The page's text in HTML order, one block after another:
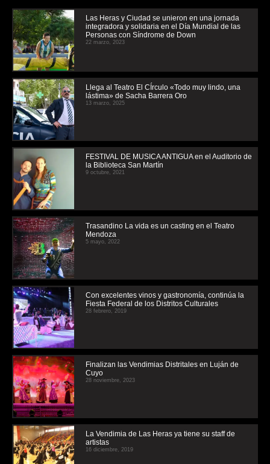
Las Heras y Ciudad se unieron en una jornada
integradora y solidaria en el Día Mundial de las
Personas con Síndrome de Down
22 marzo, 2023
Llega al Teatro El CÍrculo «Todo muy lindo, una
lástima» de Sacha Barrera Oro
13 marzo, 2025
FESTIVAL DE MUSICA ANTIGUA en el Auditorio de
la Biblioteca San Martín
9 octubre, 2021
Trasandino La vida es un casting en el Teatro
Mendoza
5 mayo, 2022
Con excelentes vinos y gastronomía, continúa la
Fiesta Federal de los Distritos Culturales
28 febrero, 2019
Finalizan las Vendimias Distritales en Luján de
Cuyo
28 noviembre, 2023
La Vendimia de Las Heras ya tiene su staff de
artistas
16 diciembre, 2019